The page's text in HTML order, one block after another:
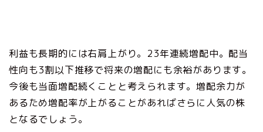
利益も長期的には右肩上がり。23年連続増配中。配当
性向も3割以下推移で将来の増配にも余裕があります。
今後も当面増配続くことと考えられます。増配余力が
あるため増配率が上がることがあればさらに人気の株
となるでしょう。